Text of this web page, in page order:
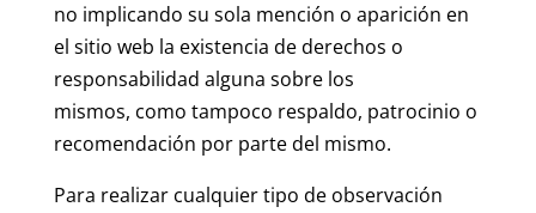
no implicando su sola mención o aparición en
el sitio web la existencia de derechos o
responsabilidad alguna sobre los
mismos, como tampoco respaldo, patrocinio o
recomendación por parte del mismo.
Para realizar cualquier tipo de observación